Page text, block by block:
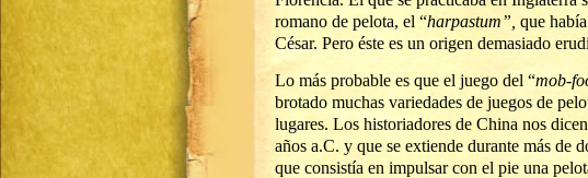
romano de pelota, el “harpastum”, que
César. Pero éste es un origen demasiado
Lo más probable es que el juego del “mob-
brotado muchas variedades de juegos de
lugares. Los historiadores de China nos
años a.C. y que se extiende durante más de
que consistía en impulsar con el pie una